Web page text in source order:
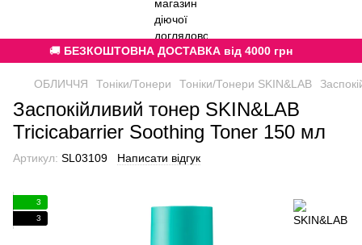
🚚 БЕЗКОШТОВНА ДОСТАВКА від 4000 грн
ОБЛИЧЧЯ Тоніки/Тонери Тоніки/Тонери SKIN&LAB
Заспокійливий тонер SKIN&LAB
Tricicabarrier Soothing Toner 150 мл
Артикул: SL03109 Написати відгук
3
3